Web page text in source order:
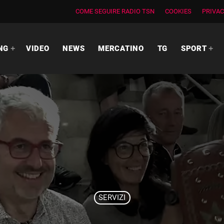
COME SEGUIRE RADIO TSN COOKIES
VIDEO NEWS MERCATINO TG SPORT
SERVIZI